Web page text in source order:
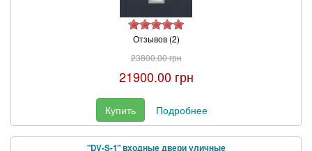
Отзывов (2)
23800.00 грн
21900.00 грн
Купить Подробнее
"DV-S-1" входные двери уличные